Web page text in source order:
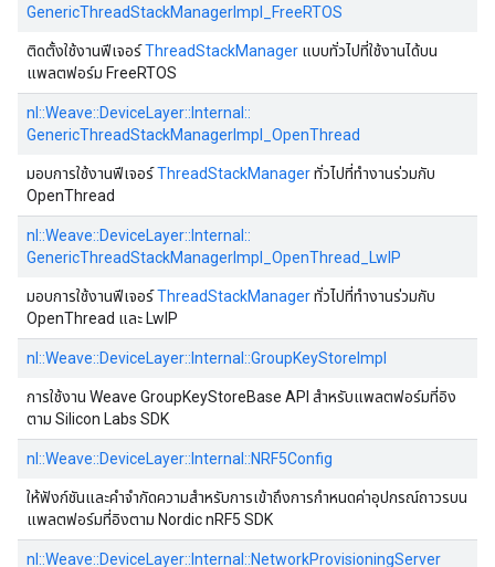
GenericThreadStackManagerImpl_FreeRTOS
ติดตั้งใช้งานฟีเจอร์ThreadStackManager แบบทั่วไปที่ใช้งานได้บน
แพลตฟอร์ม FreeRTOS
nl::Weave::DeviceLayer:: Internal::
GenericThreadStackManagerImpl_OpenThread
มอบการใช้งานฟีเจอร์ThreadStackManagerทั่วไปที่ทำงานร่วมกับ
OpenThread
nl::Weave::DeviceLayer:: Internal::
GenericThreadStackManagerImpl_OpenThread_LwIP
มอบการใช้งานฟีเจอร์ThreadStackManagerทั่วไปที่ทำงานร่วมกับ
OpenThread และ LwIP
nl::Weave::DeviceLayer:: Internal::GroupKeyStoreImpl
การใช้งาน Weave GroupKeyStoreBase API สำหรับแพลตฟอร์มที่อิง
ตาม Silicon Labs SDK
nl::Weave::DeviceLayer:: Internal::NRF5Config
ให้ฟังก์ชันและคำจำกัดความสำหรับการเข้าถึงการกำหนดค่าอุปกรณ์ถาวรบน
แพลตฟอร์มที่อิงตาม Nordic nRF5 SDK
nl::Weave::DeviceLayer:: Internal::NetworkProvisioningServer